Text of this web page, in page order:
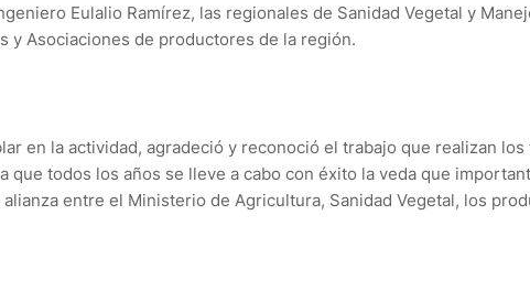
Eulalio Ramírez, las regionales de Sanidad Vegetal y
y Asociaciones de productores de la región.
en la actividad, agradeció y reconoció el trabajo que realizan
que todos los años se lleve a cabo con éxito la veda que
entre el Ministerio de Agricultura, Sanidad Vegetal, los